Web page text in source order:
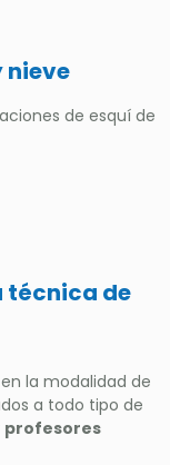
nieve
de esquí de
técnica de
la modalidad de
a todo tipo de
profesores